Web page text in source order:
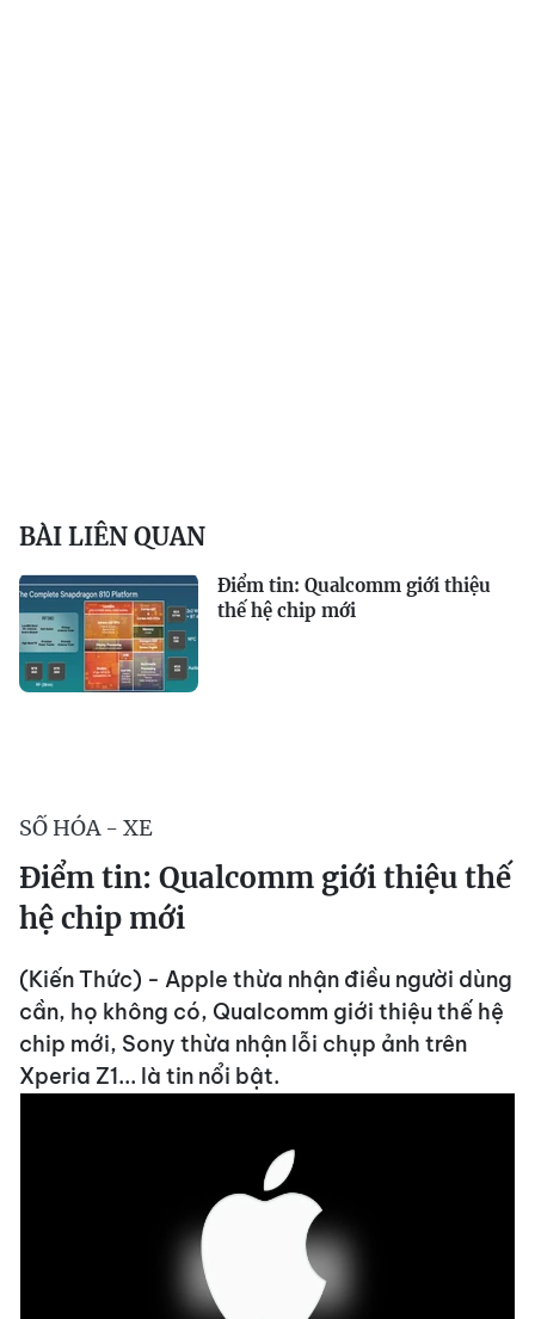
BÀI LIÊN QUAN
Điểm tin: Qualcomm giới thiệu
thế hệ chip mới
SỐ HÓA - XE
Điểm tin: Qualcomm giới thiệu thế
hệ chip mới
(Kiến Thức) - Apple thừa nhận điều người dùng
cần, họ không có, Qualcomm giới thiệu thế hệ
chip mới, Sony thừa nhận lỗi chụp ảnh trên
Xperia Z1... là tin nổi bật.